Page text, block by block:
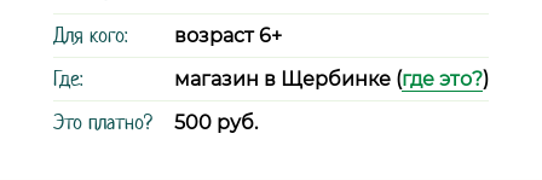
Для кого: возраст 6+
Где: магазин в Щербинке (где это?)
Это платно? 500 руб.